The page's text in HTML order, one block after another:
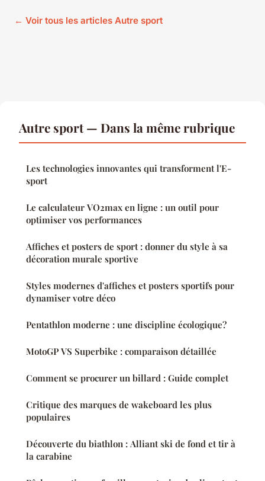
← Voir tous les articles Autre sport
Autre sport — Dans la même rubrique
Les technologies innovantes qui transforment l'E-
sport
Le calculateur VO2max en ligne : un outil pour
optimiser vos performances
Affiches et posters de sport : donner du style à sa
décoration murale sportive
Styles modernes d'affiches et posters sportifs pour
dynamiser votre déco
Pentathlon moderne : une discipline écologique?
MotoGP VS Superbike : comparaison détaillée
Comment se procurer un billard : Guide complet
Critique des marques de wakeboard les plus
populaires
Découverte du biathlon : Alliant ski de fond et tir à
la carabine